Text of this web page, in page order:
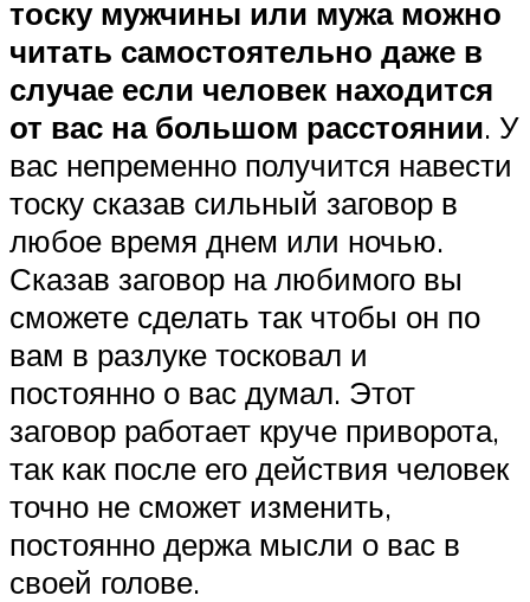
тоску мужчины или мужа можно
читать самостоятельно даже в
случае если человек находится
от вас на большом расстоянии. У
вас непременно получится навести
тоску сказав сильный заговор в
любое время днем или ночью.
Сказав заговор на любимого вы
сможете сделать так чтобы он по
вам в разлуке тосковал и
постоянно о вас думал. Этот
заговор работает круче приворота,
так как после его действия человек
точно не сможет изменить,
постоянно держа мысли о вас в
своей голове.